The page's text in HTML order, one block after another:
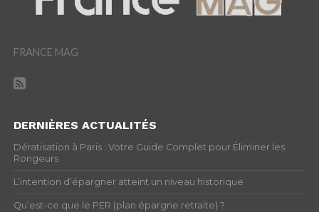
FRANCE MAG
DERNIÈRES ACTUALITÉS
Dératisation à Paris : Votre Guide Complet pour Éliminer les
Rongeurs
L’intention d’épargner atteint un niveau historique
Qu’est-ce que le PER (plan épargne retraite) ?